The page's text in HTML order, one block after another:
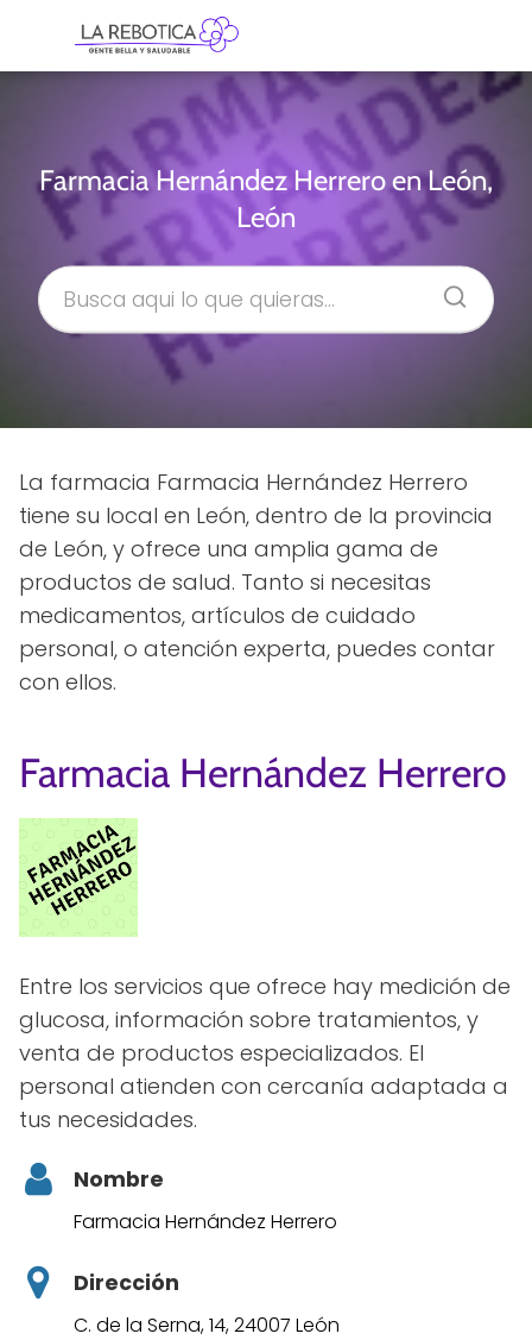
Farmacia Hernández Herrero en León,
León
La farmacia Farmacia Hernández Herrero
tiene su local en León, dentro de la provincia
de León, y ofrece una amplia gama de
productos de salud. Tanto si necesitas
medicamentos, artículos de cuidado
personal, o atención experta, puedes contar
con ellos.
Farmacia Hernández Herrero
Entre los servicios que ofrece hay medición de
glucosa, información sobre tratamientos, y
venta de productos especializados. El
personal atienden con cercanía adaptada a
tus necesidades.
Nombre
Farmacia Hernández Herrero
Dirección
C. de la Serna, 14, 24007 León